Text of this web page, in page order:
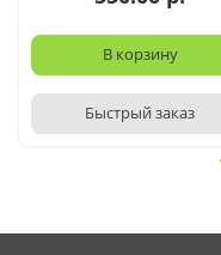
В корзину
Быстрый заказ